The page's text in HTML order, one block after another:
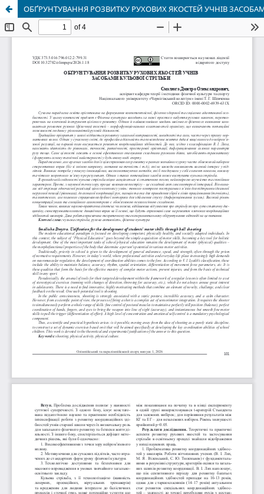
ОБҐРУНТУВАННЯ РОЗВИТКУ РУХОВИХ ЯКОСТЕЙ УЧНІВ